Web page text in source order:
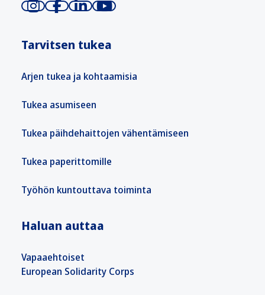
Tarvitsen tukea
Arjen tukea ja kohtaamisia
Tukea asumiseen
Tukea päihdehaittojen vähentämiseen
Tukea paperittomille
Työhön kuntouttava toiminta
Haluan auttaa
Vapaaehtoiset
European Solidarity Corps